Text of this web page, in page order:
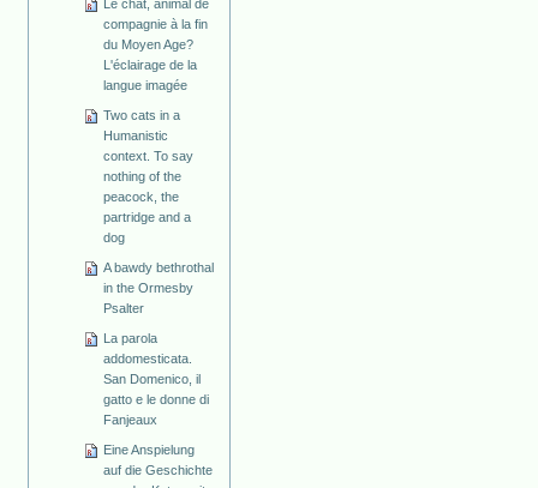
Le chat, animal de
compagnie à la fin
du Moyen Age?
L'éclairage de la
langue imagée
Two cats in a
Humanistic
context. To say
nothing of the
peacock, the
partridge and a
dog
A bawdy bethrothal
in the Ormesby
Psalter
La parola
addomesticata.
San Domenico, il
gatto e le donne di
Fanjeaux
Eine Anspielung
auf die Geschichte